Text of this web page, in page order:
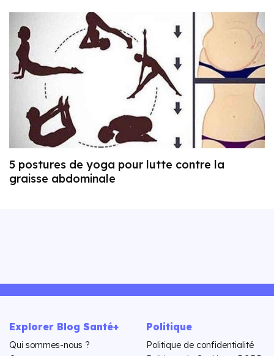
5 postures de yoga pour lutte contre la
graisse abdominale
Explorer Blog Santé+
Qui sommes-nous ?
Politique
Politique de confidentialité